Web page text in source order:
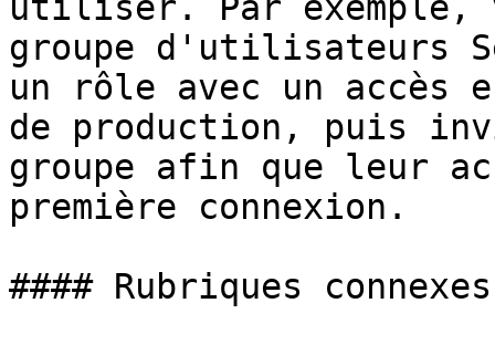
groupe d'utilisateurs
un rôle avec un accès
de production, puis
groupe afin que leur
première connexion.
#### Rubriques connexes